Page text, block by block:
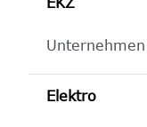
Elektro